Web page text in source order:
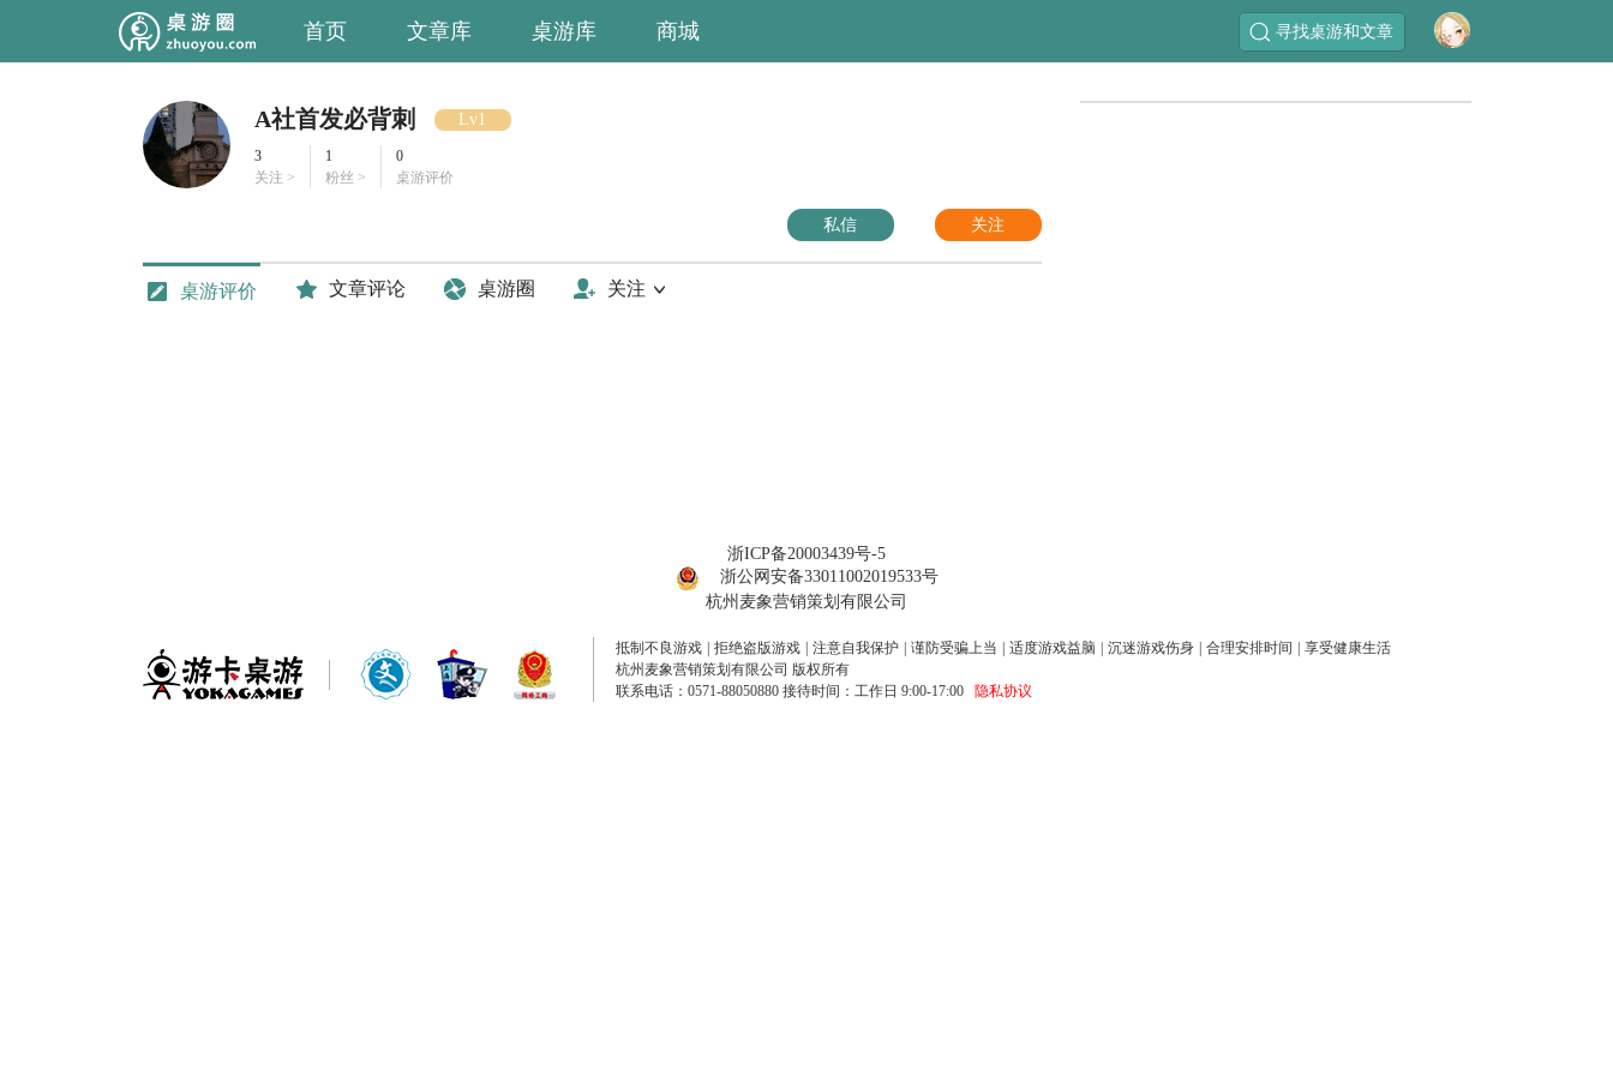
首页 文章库 桌游库 商城 寻找桌游和文章
A社首发必背刺 Lv1
3
关注 >
1
粉丝 >
0
桌游评价
私信 关注
桌游评价 文章评论 桌游圈 关注
浙ICP备20003439号-5
浙公网安备33011002019533号
杭州麦象营销策划有限公司
抵制不良游戏 拒绝盗版游戏 注意自我保护 谨防受骗上当 适度游戏益脑 沉迷游戏伤身 合理安排时间
享受健康生活
杭州麦象营销策划有限公司 版权所有
联系电话：0571-88050880 接待时间：工作日 9:00-17:00
隐私协议